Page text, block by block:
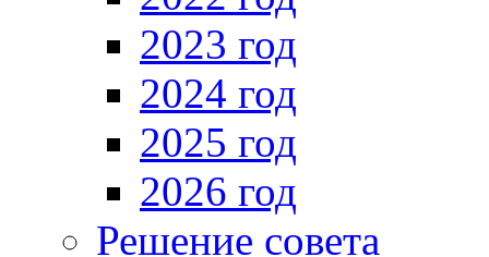
2023 год
2024 год
2025 год
2026 год
Решение совета